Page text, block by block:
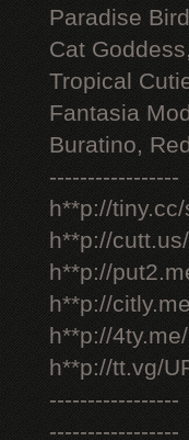
Paradise
Cat
Tropical
Fantasia
Buratino,
-----------------
h**p://
h**p://
h**p://
h**p://
h**p://
h**p://tt.vg/
-----------------
-----------------